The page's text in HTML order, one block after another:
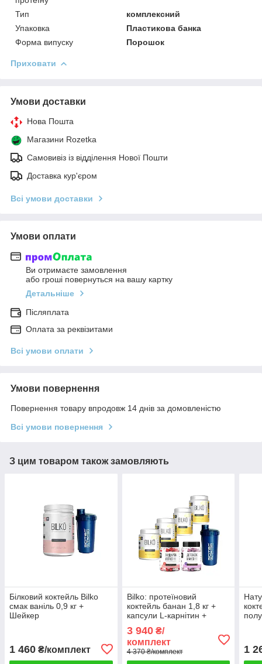
Тип
комплексний
Упаковка
Пластикова банка
Форма випуску
Порошок
Приховати
Умови доставки
Нова Пошта
Магазини Rozetka
Самовивіз із відділення Нової Пошти
Доставка кур'єром
Всі умови доставки
Умови оплати
Ви отримаєте замовлення
або гроші повернуться на вашу картку
Детальніше
Післяплата
Оплата за реквізитами
Всі умови оплати
Умови повернення
Повернення товару впродовж 14 днів за домовленістю
Всі умови повернення
З цим товаром також замовляють
Білковий коктейль Bilko
смак ваніль 0,9 кг +
Шейкер
1 460 ₴/комплект
Bilko: протеїновий
коктейль банан 1,8 кг +
капсули L-карнітин +
подарунок
3 940₴/
комплект
4 370 ₴/комплект 1